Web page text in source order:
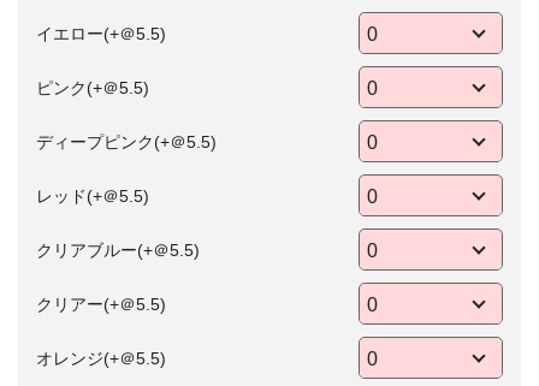
イエロー(+＠5.5)
ピンク(+＠5.5)
ディープピンク(+＠5.5)
レッド(+＠5.5)
クリアブルー(+＠5.5)
クリアー(+＠5.5)
オレンジ(+＠5.5)